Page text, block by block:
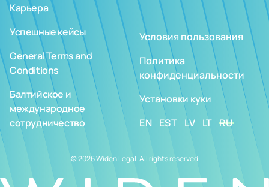
Карьера
Успешные кейсы
General Terms and
Conditions
Балтийское и
международное
сотрудничество
Условия пользования
Политика
конфиденциальности
Установки куки
EN EST LV LT RU
© 2026 Widen Legal. All rights reserved